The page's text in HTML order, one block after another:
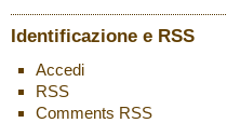
Identificazione e RSS
Accedi
RSS
Comments RSS